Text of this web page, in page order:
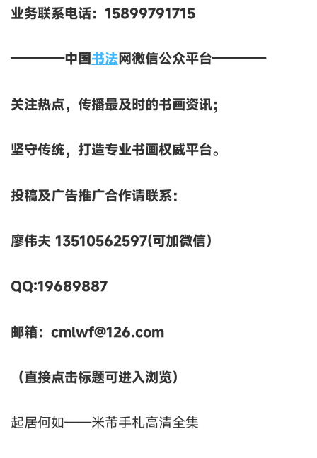
业务联系电话：15899791715
————中国 书法网微信公众平台————
关注热点，传播最及时的书画资讯；
坚守传统，打造专业书画权威平台。
投稿及广告推广合作请联系：
廖伟夫 13510562597(可加微信）
QQ:19689887
邮箱：cmlwf@126.com
（直接点击标题可进入浏览）
起居何如——米芾手札高清全集